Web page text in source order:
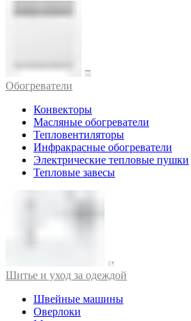
Обогреватели
Конвекторы
Масляные обогреватели
Тепловентиляторы
Инфракрасные обогреватели
Электрические тепловые пушки
Тепловые завесы
Шитье и уход за одеждой
Швейные машины
Оверлоки